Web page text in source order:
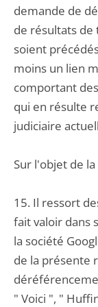
demande de
de résultats de
soient
moins un lien
comportant
qui en résulte
judiciaire
Sur l'objet de
15. Il ressort
fait valoir dans
la société
de la présente
" Voici ", "